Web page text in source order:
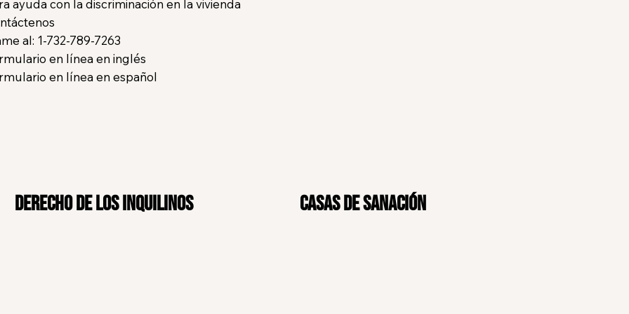
​Derecho de los inquilinos Casas de sanación
ayuda con la discriminación en la vivienda
al: 1-732-789-7263
en línea en inglés
en línea en español